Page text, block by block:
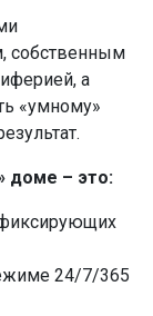
собственным
а
«умному»
доме – это:
фиксирующих
24/7/365